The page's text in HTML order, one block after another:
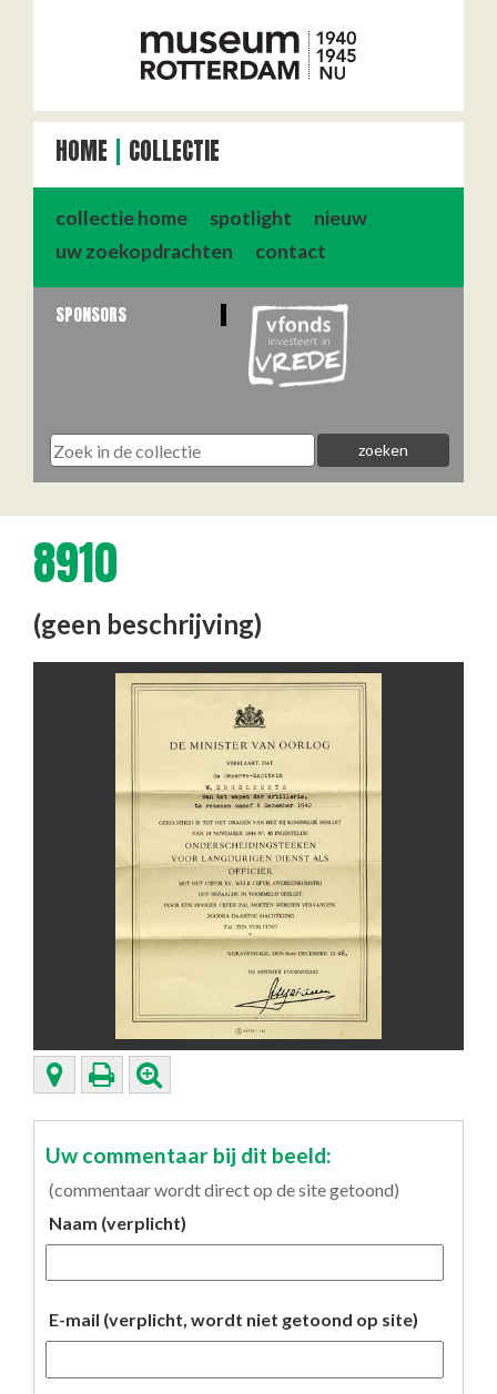
HOME COLLECTIE
collectie home spotlight
nieuw
uw zoekopdrachten
contact
SPONSORS
8910
(geen beschrijving)
Uw commentaar bij dit beeld:
(commentaar wordt direct op de site getoond)
Naam (verplicht)
E-mail (verplicht, wordt niet getoond op site)